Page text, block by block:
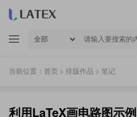
当前位置： 首页 > 排版作品 > 笔记
利用LaTeX画电路图示例